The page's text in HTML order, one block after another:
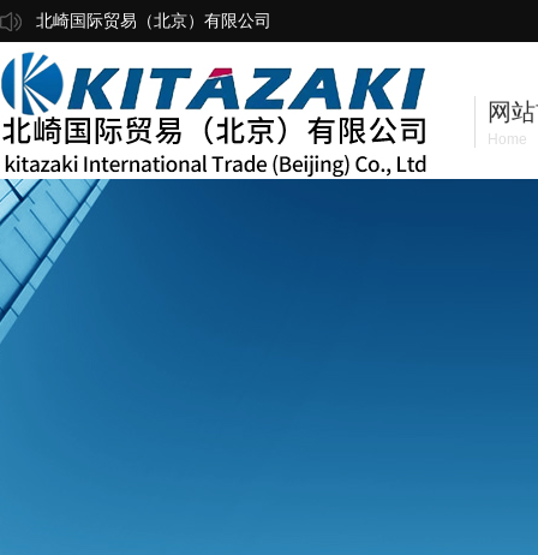
北崎国际贸易（北京）有限公司
网
Home